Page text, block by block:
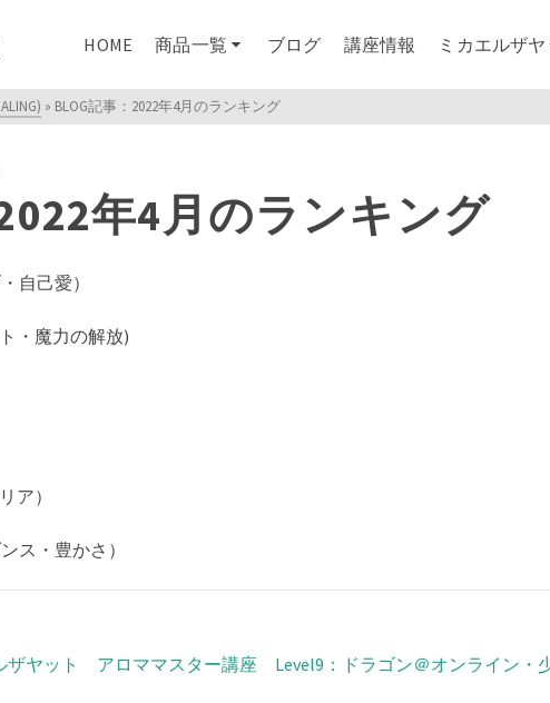
HOME 商品一覧 ブログ 講座情報 ミカエルザ
» BLOG記事：2022年4月のランキング
年4月のランキング
自己愛）
・魔力の解放)
ア）
ス・豊かさ）
ザヤット アロママスター講座 Level9：ドラゴン＠オンライン・